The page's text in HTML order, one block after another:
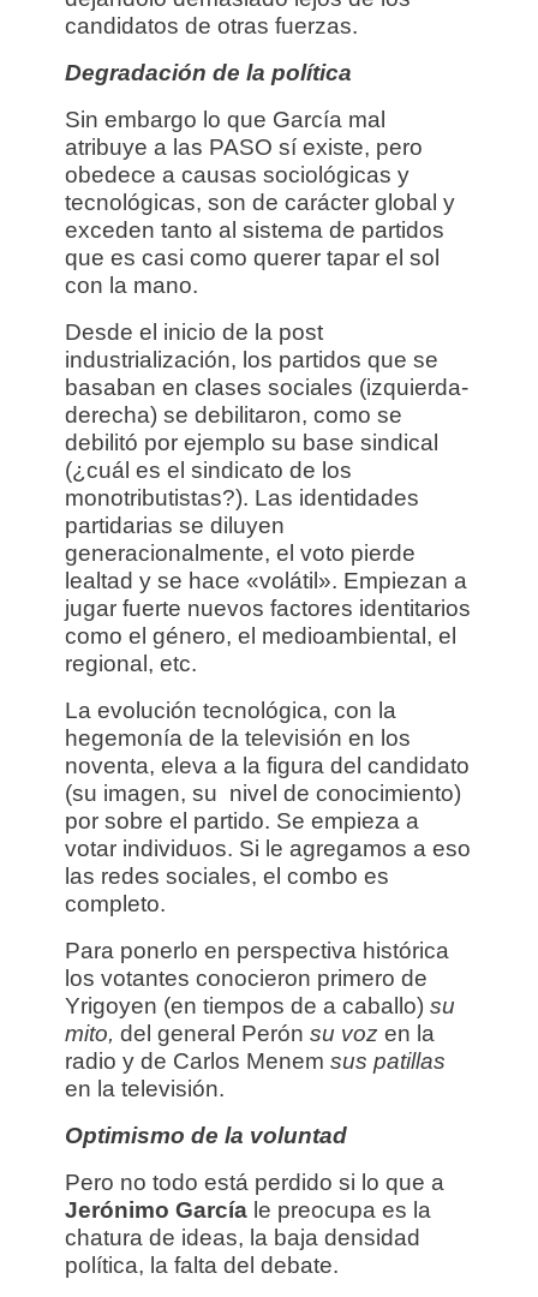
candidatos de otras fuerzas.
Degradación de la política
Sin embargo lo que García mal
atribuye a las PASO sí existe, pero
obedece a causas sociológicas y
tecnológicas, son de carácter global y
exceden tanto al sistema de partidos
que es casi como querer tapar el sol
con la mano.
Desde el inicio de la post
industrialización, los partidos que se
basaban en clases sociales (izquierda-
derecha) se debilitaron, como se
debilitó por ejemplo su base sindical
(¿cuál es el sindicato de los
monotributistas?). Las identidades
partidarias se diluyen
generacionalmente, el voto pierde
lealtad y se hace «volátil». Empiezan a
jugar fuerte nuevos factores identitarios
como el género, el medioambiental, el
regional, etc.
La evolución tecnológica, con la
hegemonía de la televisión en los
noventa, eleva a la figura del candidato
(su imagen, su nivel de conocimiento)
por sobre el partido. Se empieza a
votar individuos. Si le agregamos a eso
las redes sociales, el combo es
completo.
Para ponerlo en perspectiva histórica
los votantes conocieron primero de
Yrigoyen (en tiempos de a caballo) su
mito, del general Perón su vozen la
radio y de Carlos Menem sus patillas
en la televisión.
Optimismo de la voluntad
Pero no todo está perdido si lo que a
Jerónimo Garcíale preocupa es la
chatura de ideas, la baja densidad
política, la falta del debate.